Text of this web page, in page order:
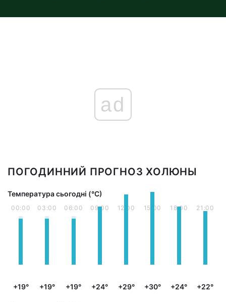
ad
ПОГОДИННИЙ ПРОГНОЗ ХОЛЮНЫ
Температура сьогодні (°С)
00:00
+19°
03:00
+19°
06:00
+19°
09:00
+24°
12:00
+29°
15:00
+30°
18:00
+24°
21:00
+22°